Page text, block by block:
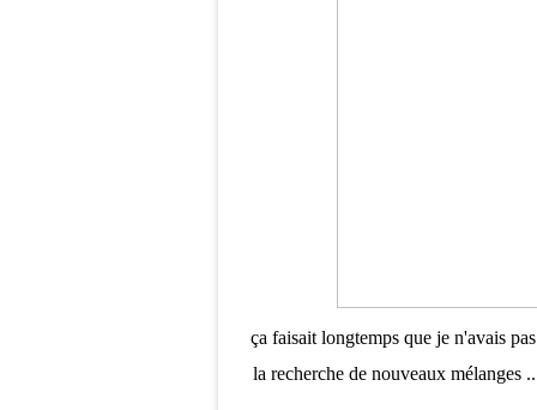
ça faisait longtemps que je n'avais
la recherche de nouveaux mélanges